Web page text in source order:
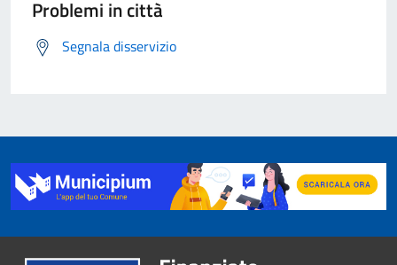
Problemi in città
Segnala disservizio